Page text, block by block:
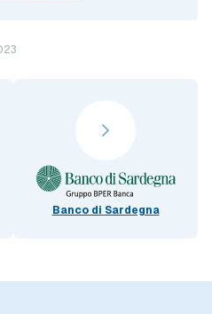
Banco di Sardegna